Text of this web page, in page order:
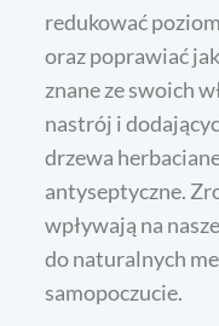
redukować
oraz poprawiać
znane ze swoich
nastrój i
drzewa
antyseptyczne.
wpływają na
do naturalnych
samopoczucie.